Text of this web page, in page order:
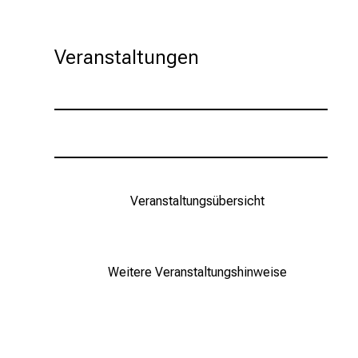
Veranstaltungen
Veranstaltungsübersicht
Weitere Veranstaltungshinweise